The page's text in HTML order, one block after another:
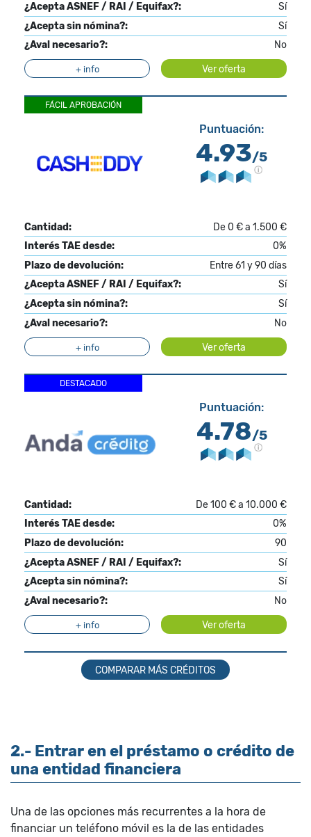
¿Acepta ASNEF / RAI / Equifax?:
Sí
¿Acepta sin nómina?:
Sí
¿Aval necesario?:
No
+ info Ver oferta
FÁCIL APROBACIÓN
Puntuación:
4.93/5
Cantidad:
De 0 € a 1.500 €
Interés TAE desde:
0%
Plazo de devolución:
Entre 61 y 90 días
¿Acepta ASNEF / RAI / Equifax?:
Sí
¿Acepta sin nómina?:
Sí
¿Aval necesario?:
No
+ info Ver oferta
DESTACADO
Puntuación:
4.78/5
Cantidad:
De 100 € a 10.000 €
Interés TAE desde:
0%
Plazo de devolución:
90
¿Acepta ASNEF / RAI / Equifax?:
Sí
¿Acepta sin nómina?:
Sí
¿Aval necesario?:
No
+ info Ver oferta
COMPARAR MÁS CRÉDITOS
2.- Entrar en el préstamo o crédito de
una entidad financiera
Una de las opciones más recurrentes a la hora de
financiar un teléfono móvil es la de las entidades